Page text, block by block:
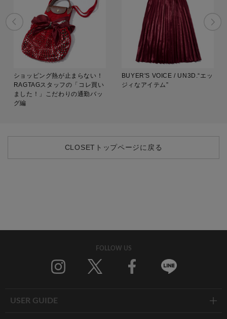
ショッピング熱が止まらない！
RAGTAGスタッフの「コレ買い
ました！」こだわりの通勤バッ
グ編
BUYER'S VOICE / UN3D.“エッ
ジィなアイテム”
CLOSETトップページに戻る
FOLLOW US
USER GUIDE